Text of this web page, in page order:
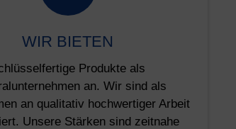
WIR BIETEN
Produkte als
an. Wir sind als
an qualitativ hochwertiger Arbeit
Unsere Stärken sind zeitnahe